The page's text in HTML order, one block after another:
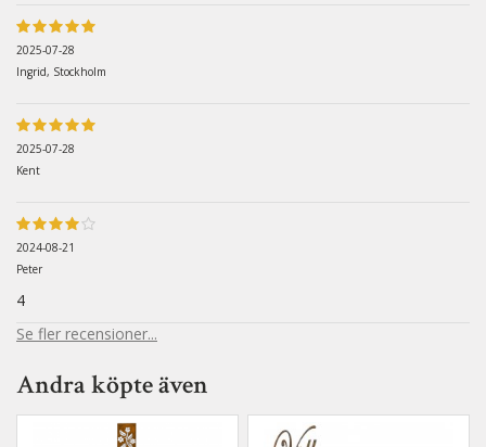
2025-07-28
Ingrid, Stockholm
2025-07-28
Kent
2024-08-21
Peter
4
Se fler recensioner...
Andra köpte även